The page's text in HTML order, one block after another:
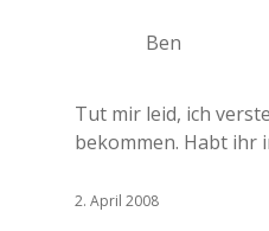
Ben
Tut mir leid, ich
bekommen. Habt ihr
2. April 2008